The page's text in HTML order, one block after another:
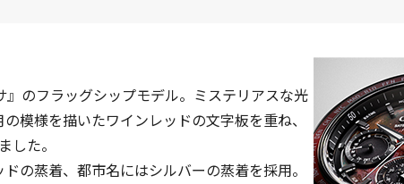
のフラッグシップモデル。ミステリアスな光
模様を描いたワインレッドの文字板を重ね、
した。
の蒸着、都市名にはシルバーの蒸着を採用。